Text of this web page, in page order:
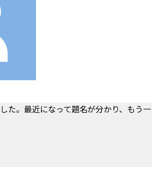
た。最近になって題名が分かり、もう一